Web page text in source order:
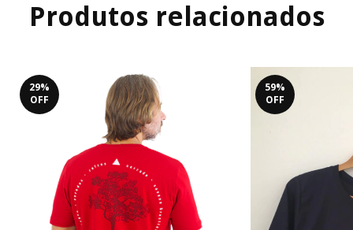
Produtos relacionados
29%
OFF
59%
OFF